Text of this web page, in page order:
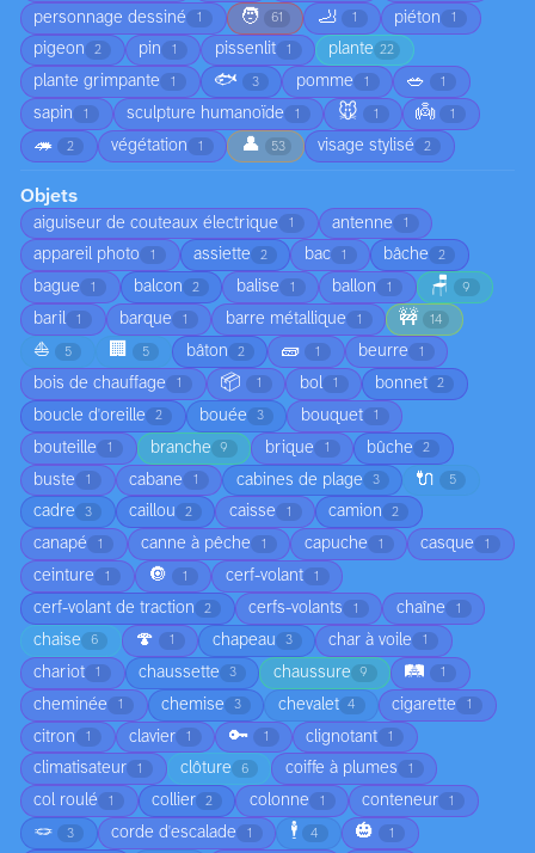
personnage dessiné 1 🧑 61 🦶 1 piéton 1
pigeon 2 pin 1 pissenlit 1 plante 22
plante grimpante 1 🐟 3 pomme 1 🥗 1
sapin 1 sculpture humanoïde 1 🐭 1 👼 1
🦔 2 végétation 1 👤 53 visage stylisé 2
Objets
aiguiseur de couteaux électrique 1 antenne 1
appareil photo 1 assiette 2 bac 1 bâche 2
bague 1 balcon 2 balise 1 ballon 1 🪑 9
baril 1 barque 1 barre métallique 1 🚧 14
⛵ 5 🏢 5 bâton 2 🧱 1 beurre 1
bois de chauffage 1 📦 1 bol 1 bonnet 2
boucle d'oreille 2 bouée 3 bouquet 1
bouteille 1 branche 9 brique 1 bûche 2
buste 1 cabane 1 cabines de plage 3 🔌 5
cadre 3 caillou 2 caisse 1 camion 2
canapé 1 canne à pêche 1 capuche 1 casque 1
ceinture 1 🔘 1 cerf-volant 1
cerf-volant de traction 2 cerfs-volants 1 chaîne 1
chaise 6 🍄 1 chapeau 3 char à voile 1
chariot 1 chaussette 3 chaussure 9 🛤️ 1
cheminée 1 chemise 3 chevalet 4 cigarette 1
citron 1 clavier 1 🔑 1 clignotant 1
climatisateur 1 clôture 6 coiffe à plumes 1
col roulé 1 collier 2 colonne 1 conteneur 1
🪢 3 corde d'escalade 1 🕴️ 4 🎃 1